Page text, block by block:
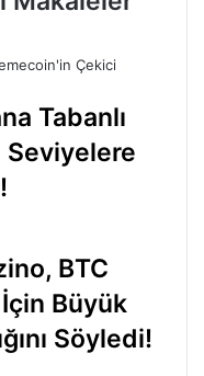
Tabanlı
Seviyelere
BTC
Büyük
Söyledi!